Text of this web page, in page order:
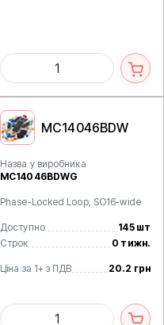
MC14046BDW
Назва у виробника
MC14046BDWG
Phase-Locked Loop, SO16-wide
Доступно
145 шт
Строк
0 тижн.
Ціна за 1+ з ПДВ 20.2 грн